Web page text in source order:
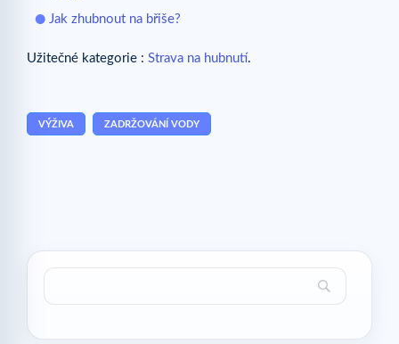
Jak zhubnout na břiše?
Užitečné kategorie : Strava na hubnutí.
VÝŽIVA ZADRŽOVÁNÍ VODY